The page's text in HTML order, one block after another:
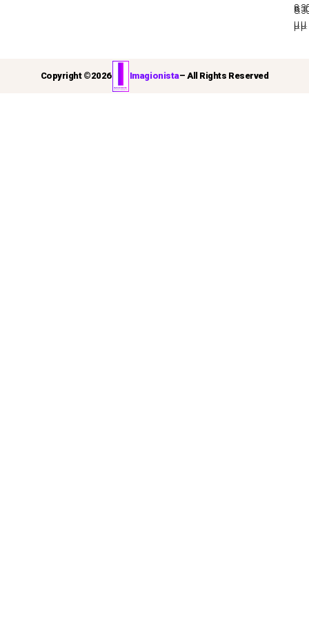
μ.μ.
μ.μ.
Copyright ©2026 Imagionista– All Rights Reserved